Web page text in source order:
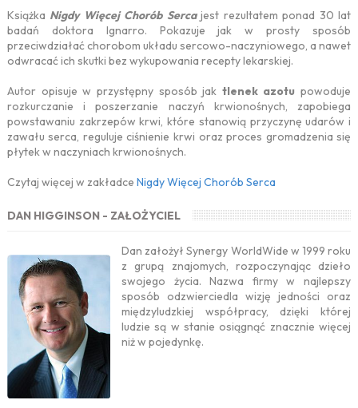
Książka Nigdy Więcej Chorób Sercajest rezultatem ponad 30 lat
badań doktora Ignarro. Pokazuje jak w prosty sposób
przeciwdziałać chorobom układu sercowo-naczyniowego, a nawet
odwracać ich skutki bez wykupowania recepty lekarskiej.
Autor opisuje w przystępny sposób jak tlenek azotu powoduje
rozkurczanie i poszerzanie naczyń krwionośnych, zapobiega
powstawaniu zakrzepów krwi, które stanowią przyczynę udarów i
zawału serca, reguluje ciśnienie krwi oraz proces gromadzenia się
płytek w naczyniach krwionośnych.
Czytaj więcej w zakładce Nigdy Więcej Chorób Serca
DAN HIGGINSON - ZAŁOŻYCIEL
Dan założył Synergy WorldWide w 1999 roku
z grupą znajomych, rozpoczynając dzieło
swojego życia. Nazwa firmy w najlepszy
sposób odzwierciedla wizję jedności oraz
międzyludzkiej współpracy, dzięki której
ludzie są w stanie osiągnąć znacznie więcej
niż w pojedynkę.